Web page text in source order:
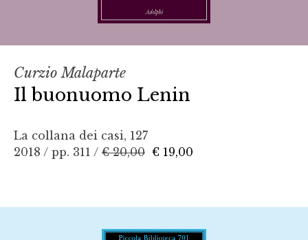
Curzio Malaparte
Il buonuomo Lenin
La collana dei casi, 127
2018 / pp. 311 / € 20,00 € 19,00